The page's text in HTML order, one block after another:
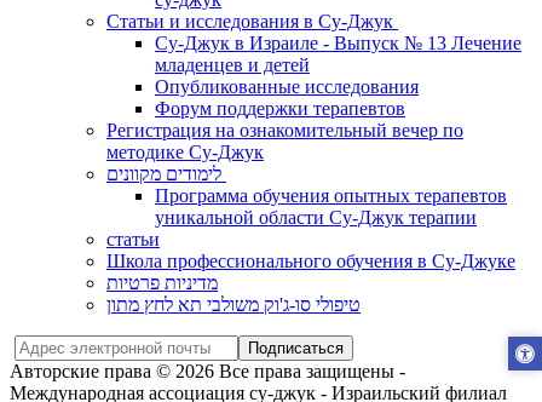
Статьи и исследования в Су-Джук
Су-Джук в Израиле - Выпуск № 13 Лечение
младенцев и детей
Опубликованные исследования
Форум поддержки терапевтов
Регистрация на ознакомительный вечер по
методике Су-Джук
לימודים מקוונים
Программа обучения опытных терапевтов
уникальной области Су-Джук терапии
статьи
Школа профессионального обучения в Су-Джуке
מדיניות פרטיות
טיפולי סו-ג'וק משולבי תא לחץ מתון
Подписаться
Авторские права © 2026 Все права защищены -
Международная ассоциация су-джук - Израильский филиал